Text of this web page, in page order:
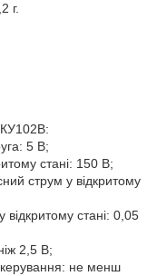
г.
КУ102В:
5 В;
стані: 150 В;
струм у відкритому
стані: 0,05
2,5 В;
керування: не менш